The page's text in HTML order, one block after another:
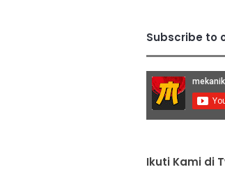
Subscribe to
Ikuti Kami di